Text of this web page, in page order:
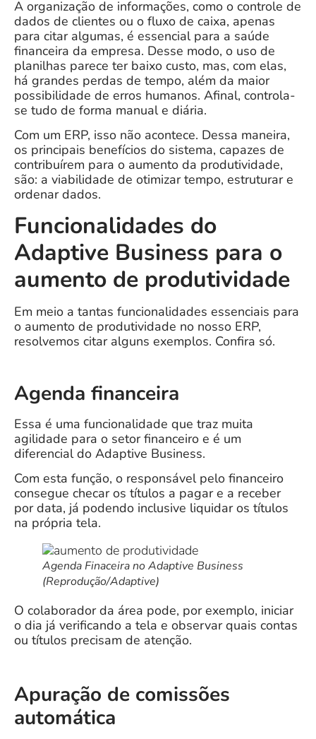
A organização de informações, como o controle de
dados de clientes ou o fluxo de caixa, apenas
para citar algumas, é essencial para a saúde
financeira da empresa. Desse modo, o uso de
planilhas parece ter baixo custo, mas, com elas,
há grandes perdas de tempo, além da maior
possibilidade de erros humanos. Afinal, controla-
se tudo de forma manual e diária.
Com um ERP, isso não acontece. Dessa maneira,
os principais benefícios do sistema, capazes de
contribuírem para o aumento da produtividade,
são: a viabilidade de otimizar tempo, estruturar e
ordenar dados.
Funcionalidades do
Adaptive Business para o
aumento de produtividade
Em meio a tantas funcionalidades essenciais para
o aumento de produtividade no nosso ERP,
resolvemos citar alguns exemplos. Confira só.
Agenda financeira
Essa é uma funcionalidade que traz muita
agilidade para o setor financeiro e é um
diferencial do Adaptive Business.
Com esta função, o responsável pelo financeiro
consegue checar os títulos a pagar e a receber
por data, já podendo inclusive liquidar os títulos
na própria tela.
Agenda Finaceira no Adaptive Business
(Reprodução/Adaptive)
O colaborador da área pode, por exemplo, iniciar
o dia já verificando a tela e observar quais contas
ou títulos precisam de atenção.
Apuração de comissões
automática